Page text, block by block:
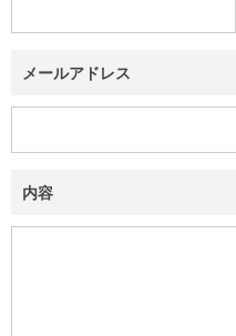
メールアドレス
内容